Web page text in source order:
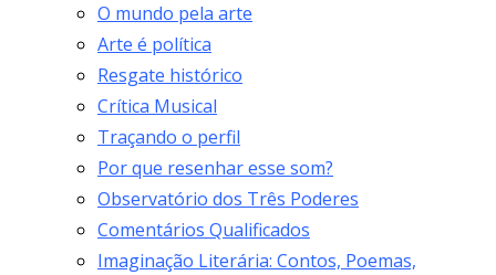
O mundo pela arte
Arte é política
Resgate histórico
Crítica Musical
Traçando o perfil
Por que resenhar esse som?
Observatório dos Três Poderes
Comentários Qualificados
Imaginação Literária: Contos, Poemas,